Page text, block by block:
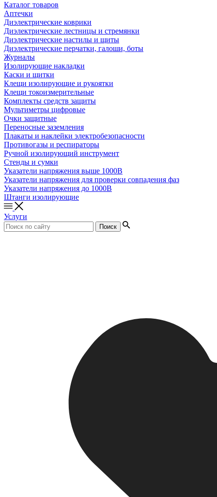
Каталог товаров
Аптечки
Диэлектрические коврики
Диэлектрические лестницы и стремянки
Диэлектрические настилы и щиты
Диэлектрические перчатки, галоши, боты
Журналы
Изолирующие накладки
Каски и щитки
Клещи изолирующие и рукоятки
Клещи токоизмерительные
Комплекты средств защиты
Мультиметры цифровые
Очки защитные
Переносные заземления
Плакаты и наклейки электробезопасности
Противогазы и респираторы
Ручной изолирующий инструмент
Стенды и сумки
Указатели напряжения выше 1000В
Указатели напряжения для проверки совпадения фаз
Указатели напряжения до 1000В
Штанги изолирующие
Услуги